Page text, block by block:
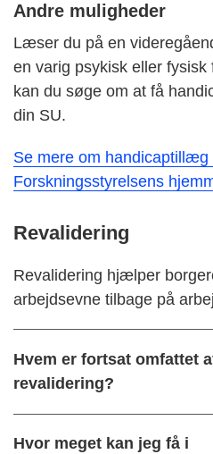
Andre muligheder
Læser du på en
en varig psykisk eller
kan du søge om at få
din SU.
Se mere om handicaptillæg
Forskningsstyrelsens
Revalidering
Revalidering hjælper
arbejdsevne tilbage på
Hvem er fortsat omfattet
revalidering?
Hvor meget kan jeg få i